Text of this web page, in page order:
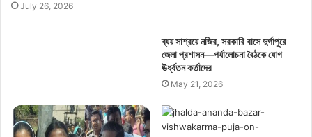
July 26, 2026
ব্যয় সাশ্রয়ে নজির, সরকারি বাসে দুর্গাপুরে
জেলা প্রশাসন—পর্যালোচনা বৈঠকে যোগ
ঊর্ধ্বতন কর্তাদের
May 21, 2026